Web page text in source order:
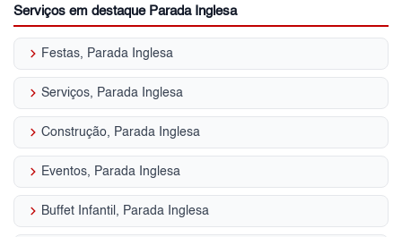
Serviços em destaque Parada Inglesa
keyboard_arrow_right Festas, Parada Inglesa
keyboard_arrow_right Serviços, Parada Inglesa
keyboard_arrow_right Construção, Parada Inglesa
keyboard_arrow_right Eventos, Parada Inglesa
keyboard_arrow_right Buffet Infantil, Parada Inglesa